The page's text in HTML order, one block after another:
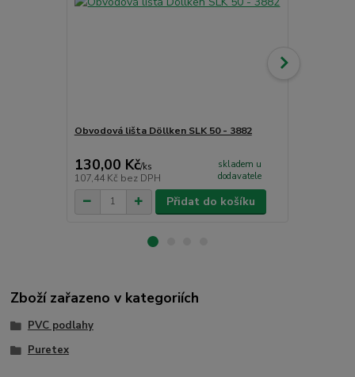
Obvodová lišta Döllken SLK 50 - 3882
130,00 Kč/ks
107,44 Kč bez DPH
skladem u
dodavatele
Přidat do košíku
Zboží zařazeno v kategoriích
PVC podlahy
Puretex